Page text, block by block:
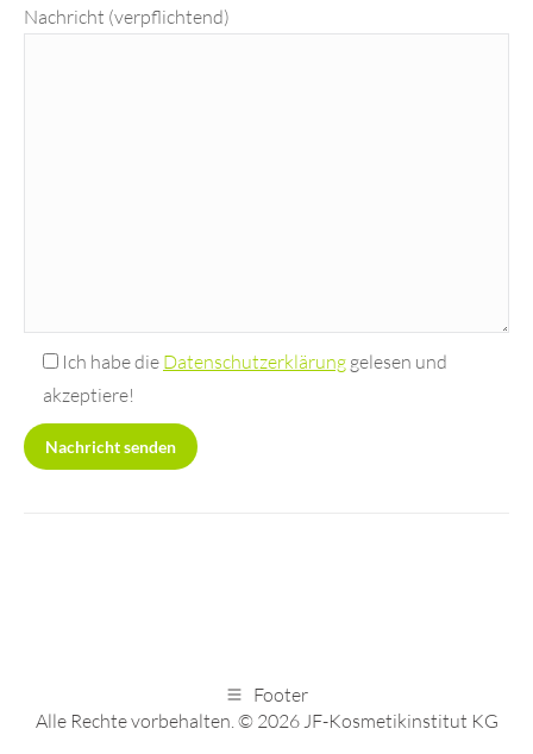
Nachricht (verpflichtend)
Ich habe die Datenschutzerklärung gelesen und
akzeptiere!
Footer
Alle Rechte vorbehalten. © 2026 JF-Kosmetikinstitut KG